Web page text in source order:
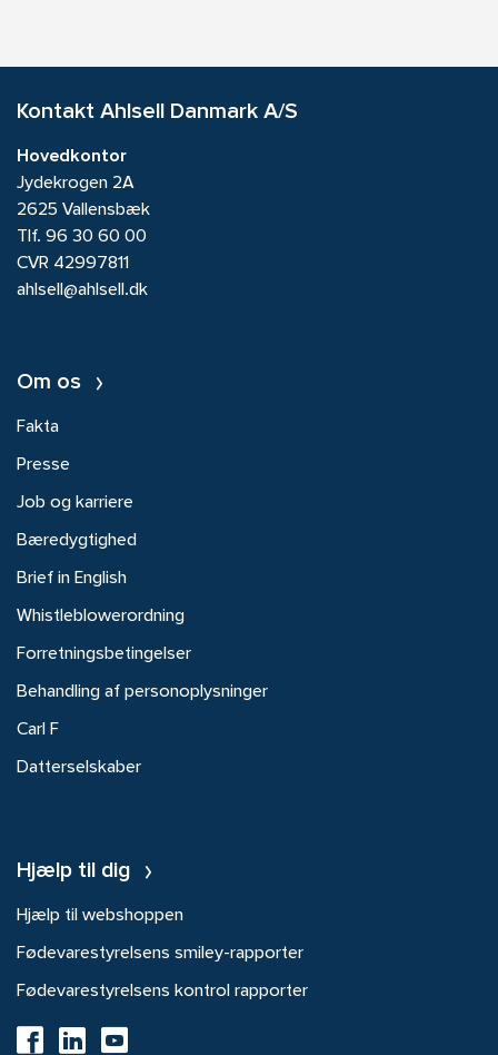
Kontakt Ahlsell Danmark A/S
Hovedkontor
Jydekrogen 2A
2625 Vallensbæk
Tlf. 96 30 60 00
CVR 42997811
ahlsell@ahlsell.dk
Om os
Fakta
Presse
Job og karriere
Bæredygtighed
Brief in English
Whistleblowerordning
Forretningsbetingelser
Behandling af personoplysninger
Carl F
Datterselskaber
Hjælp til dig
Hjælp til webshoppen
Fødevarestyrelsens smiley-rapporter
Fødevarestyrelsens kontrol rapporter